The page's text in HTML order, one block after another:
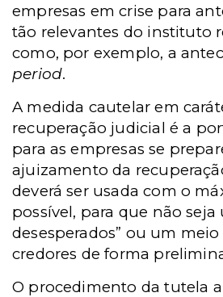
empresas em crise para
tão relevantes do instituto
como, por exemplo, a
period.
A medida cautelar em
recuperação judicial é a
para as empresas se
ajuizamento da
deverá ser usada com o
possível, para que não seja
desesperados” ou um
credores de forma
O procedimento da tutela